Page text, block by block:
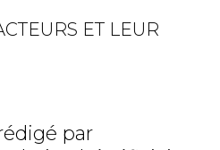
ET LEUR
par